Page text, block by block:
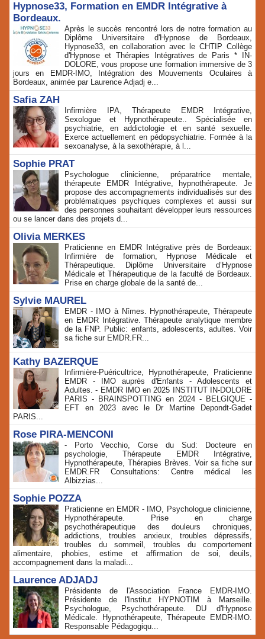
Hypnose33, Formation en EMDR Intégrative à
Bordeaux.
Après le succès rencontré lors de notre formation au
Diplôme Universitaire d'Hypnose de Bordeaux,
Hypnose33, en collaboration avec le CHTIP Collège
d'Hypnose et Thérapies Intégratives de Paris * IN-
DOLORE, vous propose une formation immersive de 3
jours en EMDR-IMO, Intégration des Mouvements Oculaires à
Bordeaux, animée par Laurence Adjadj e...
Safia ZAH
Infirmière IPA, Thérapeute EMDR Intégrative,
Sexologue et Hypnothérapeute.. Spécialisée en
psychiatrie, en addictologie et en santé sexuelle.
Exerce actuellement en pédopsychiatrie. Formée à la
sexoanalyse, à la sexothérapie, à l...
Sophie PRAT
Psychologue clinicienne, préparatrice mentale,
thérapeute EMDR Intégrative, hypnothérapeute. Je
propose des accompagnements individualisés sur des
problématiques psychiques complexes et aussi sur
des personnes souhaitant développer leurs ressources
ou se lancer dans des projets d...
Olivia MERKES
Praticienne en EMDR Intégrative près de Bordeaux:
Infirmière de formation, Hypnose Médicale et
Thérapeutique. Diplôme Universitaire d’Hypnose
Médicale et Thérapeutique de la faculté de Bordeaux.
Prise en charge globale de la santé de...
Sylvie MAUREL
EMDR - IMO à Nîmes. Hypnothérapeute, Thérapeute
en EMDR Intégrative. Thérapeute analytique membre
de la FNP. Public: enfants, adolescents, adultes. Voir
sa fiche sur EMDR.FR...
Kathy BAZERQUE
Infirmière-Puéricultrice, Hypnothérapeute, Praticienne
EMDR - IMO auprès d'Enfants - Adolescents et
Adultes. - EMDR IMO en 2025 INSTITUT IN-DOLORE
PARIS - BRAINSPOTTING en 2024 - BELGIQUE -
EFT en 2023 avec le Dr Martine Depondt-Gadet
PARIS...
Rose PIRA-MENCONI
- Porto Vecchio, Corse du Sud: Docteure en
psychologie, Thérapeute EMDR Intégrative,
Hypnothérapeute, Thérapies Brèves. Voir sa fiche sur
EMDR.FR Consultations: Centre médical les
Albizzias...
Sophie POZZA
Praticienne en EMDR - IMO, Psychologue clinicienne,
Hypnothérapeute. Prise en charge
psychothérapeutique des douleurs chroniques,
addictions, troubles anxieux, troubles dépressifs,
troubles du sommeil, troubles du comportement
alimentaire, phobies, estime et affirmation de soi, deuils,
accompagnement dans la maladi...
Laurence ADJADJ
Présidente de l'Association France EMDR-IMO.
Présidente de l'Institut HYPNOTIM à Marseille.
Psychologue, Psychothérapeute. DU d'Hypnose
Médicale. Hypnothérapeute, Thérapeute EMDR-IMO.
Responsable Pédagogiqu...